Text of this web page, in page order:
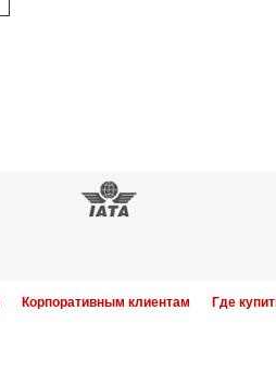
Корпоративным клиентам Где